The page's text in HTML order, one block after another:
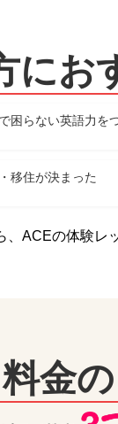
にお
困らない英語力を
移住が決まった
、ACEの体験レ
金